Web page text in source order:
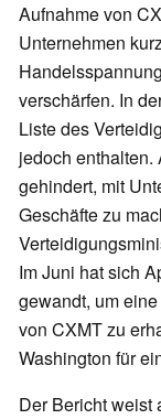
Aufnahme von
Unternehmen
verschärfen. In
Liste des
jedoch enthalten.
gehindert, mit
Geschäfte zu
Im Juni hat sich
gewandt, um
von CXMT zu
Washington für
Der Bericht weist